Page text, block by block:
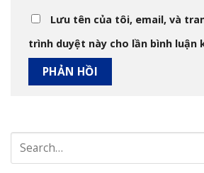
Lưu tên của tôi, email, và
trình duyệt này cho lần bình luận